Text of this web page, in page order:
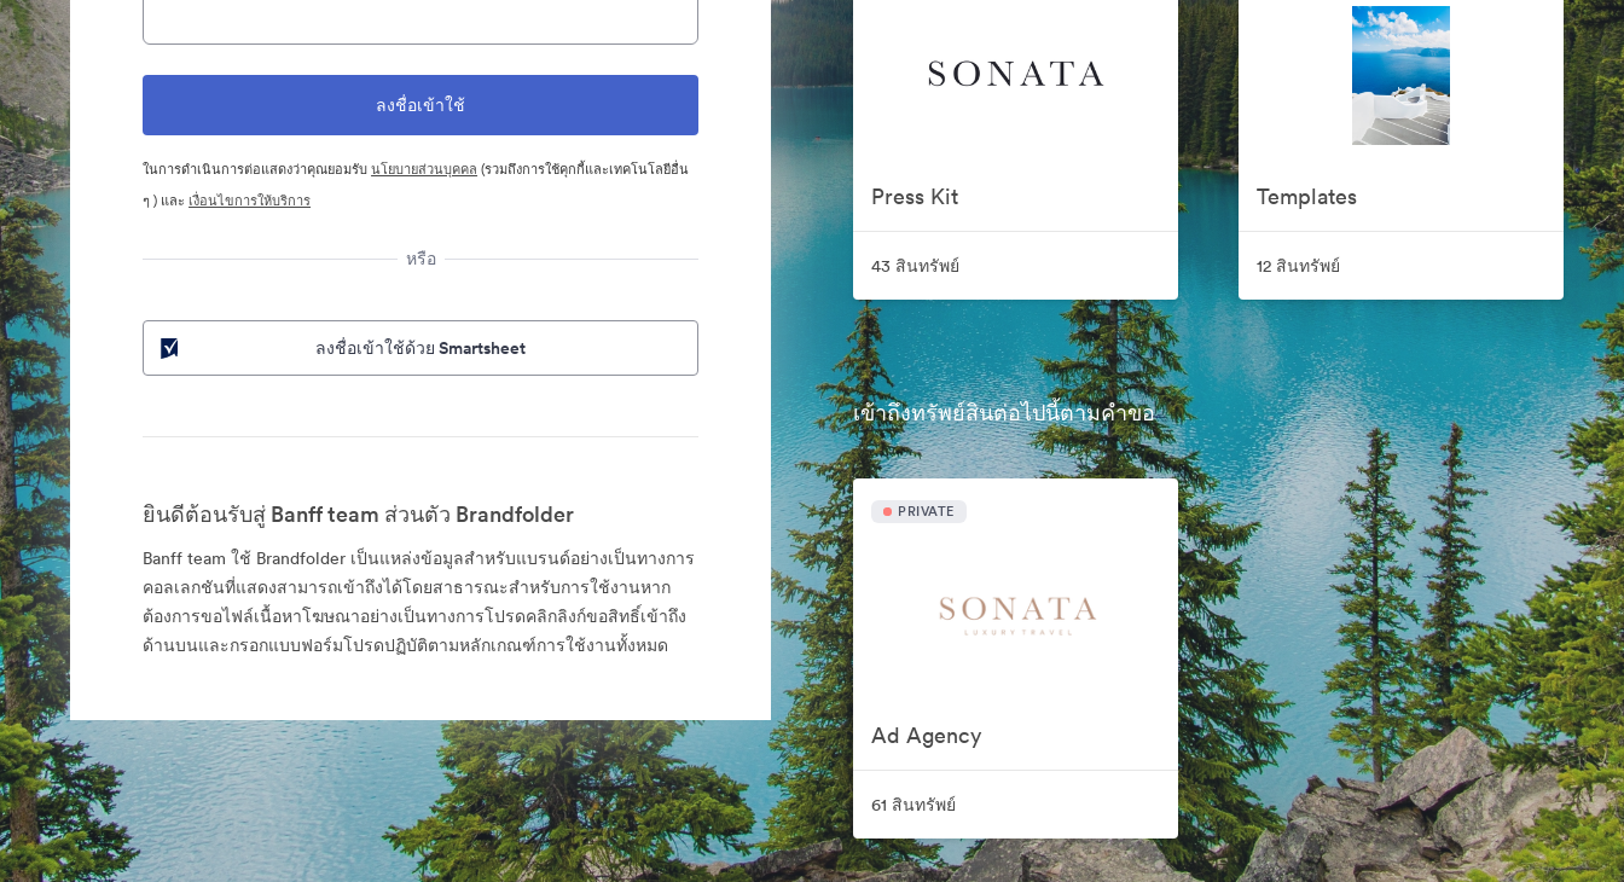
ในการดำเนินการต่อแสดงว่าคุณยอมรับนโยบายส่วนบุคคล (รวมถึงการใช้คุกกี้และเทคโนโลยีอื่น
ๆ ) และ เงื่อนไขการให้บริการ
หรือ
ลงชื่อเข้าใช้ด้วย Smartsheet
ยินดีต้อนรับสู่ Banff team ส่วนตัว Brandfolder
Banff team ใช้ Brandfolder เป็นแหล่งข้อมูลสำหรับแบรนด์อย่างเป็นทางการ
คอลเลกชันที่แสดงสามารถเข้าถึงได้โดยสาธารณะสำหรับการใช้งานหาก
ต้องการขอไฟล์เนื้อหาโฆษณาอย่างเป็นทางการโปรดคลิกลิงก์ขอสิทธิ์เข้าถึง
ด้านบนและกรอกแบบฟอร์มโปรดปฏิบัติตามหลักเกณฑ์การใช้งานทั้งหมด
Press Kit
43 สินทรัพย์
Templates
12 สินทรัพย์
เข้าถึงทรัพย์สินต่อไปนี้ตามคำขอ
PRIVATE
Ad Agency
61 สินทรัพย์